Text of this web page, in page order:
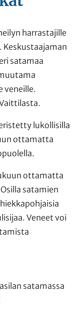
harrastajille
Keskustaajaman
satamaa
veneille.
lukollisilla
ottamatta
ottamatta
satamien
Veneet voi
satamassa